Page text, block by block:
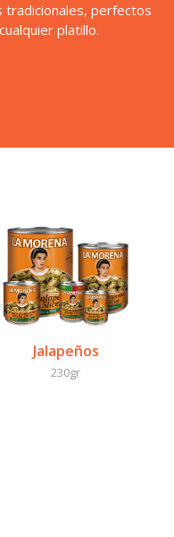
tradicionales, perfectos
cualquier platillo.
Jalapeños
230gr